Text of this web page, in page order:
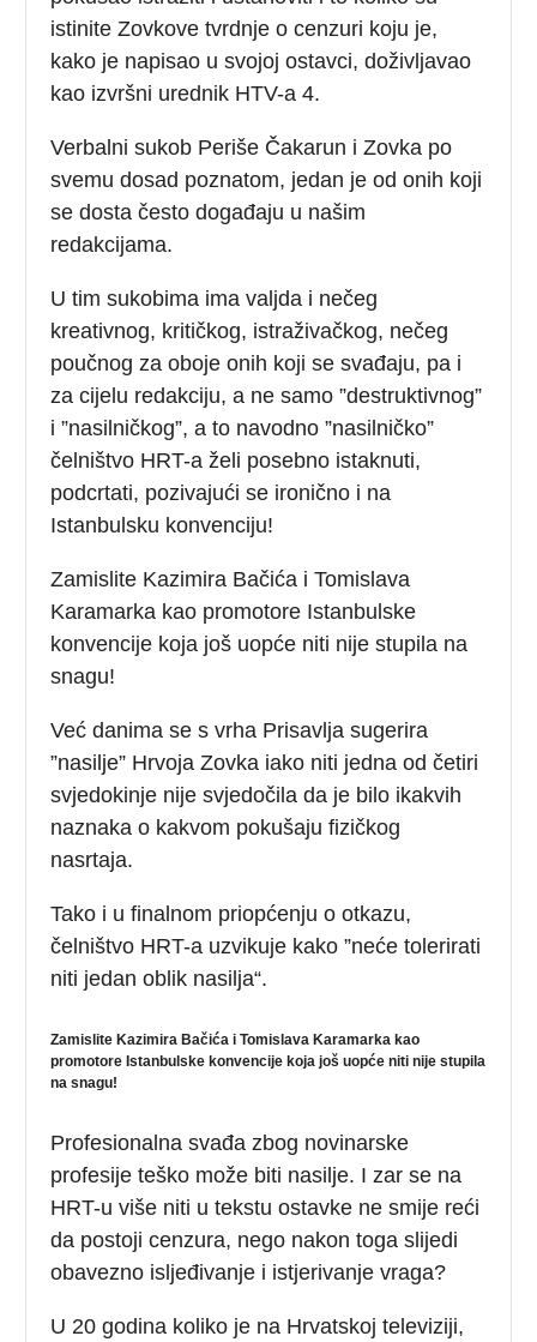
istinite Zovkove tvrdnje o cenzuri koju je,
kako je napisao u svojoj ostavci, doživljavao
kao izvršni urednik HTV-a 4.
Verbalni sukob Periše Čakarun i Zovka po
svemu dosad poznatom, jedan je od onih koji
se dosta često događaju u našim
redakcijama.
U tim sukobima ima valjda i nečeg
kreativnog, kritičkog, istraživačkog, nečeg
poučnog za oboje onih koji se svađaju, pa i
za cijelu redakciju, a ne samo ”destruktivnog”
i ”nasilničkog”, a to navodno ”nasilničko”
čelništvo HRT-a želi posebno istaknuti,
podcrtati, pozivajući se ironično i na
Istanbulsku konvenciju!
Zamislite Kazimira Bačića i Tomislava
Karamarka kao promotore Istanbulske
konvencije koja još uopće niti nije stupila na
snagu!
Već danima se s vrha Prisavlja sugerira
”nasilje” Hrvoja Zovka iako niti jedna od četiri
svjedokinje nije svjedočila da je bilo ikakvih
naznaka o kakvom pokušaju fizičkog
nasrtaja.
Tako i u finalnom priopćenju o otkazu,
čelništvo HRT-a uzvikuje kako ”neće tolerirati
niti jedan oblik nasilja“.
Zamislite Kazimira Bačića i Tomislava Karamarka kao
promotore Istanbulske konvencije koja još uopće niti nije stupila
na snagu!
Profesionalna svađa zbog novinarske
profesije teško može biti nasilje. I zar se na
HRT-u više niti u tekstu ostavke ne smije reći
da postoji cenzura, nego nakon toga slijedi
obavezno isljeđivanje i istjerivanje vraga?
U 20 godina koliko je na Hrvatskoj televiziji,